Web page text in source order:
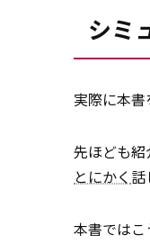
シミ
実際に本書
先ほども
とにかく 話
本書ではこ